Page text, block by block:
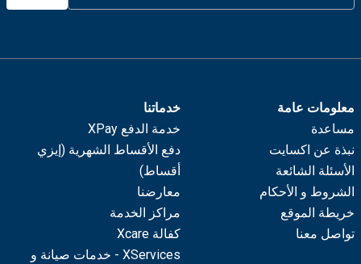
معلومات عامة
مساعدة
نبذة عن اكسايت
الأسئلة الشائعة
الشروط و الأحكام
خريطة الموقع
تواصل معنا
خدماتنا
خدمة الدفع XPay
دفع الأقساط الشهرية (إيزي
أقساط)
معارضنا
مراكز الخدمة
كفالة Xcare
XServices - خدمات صيانة و